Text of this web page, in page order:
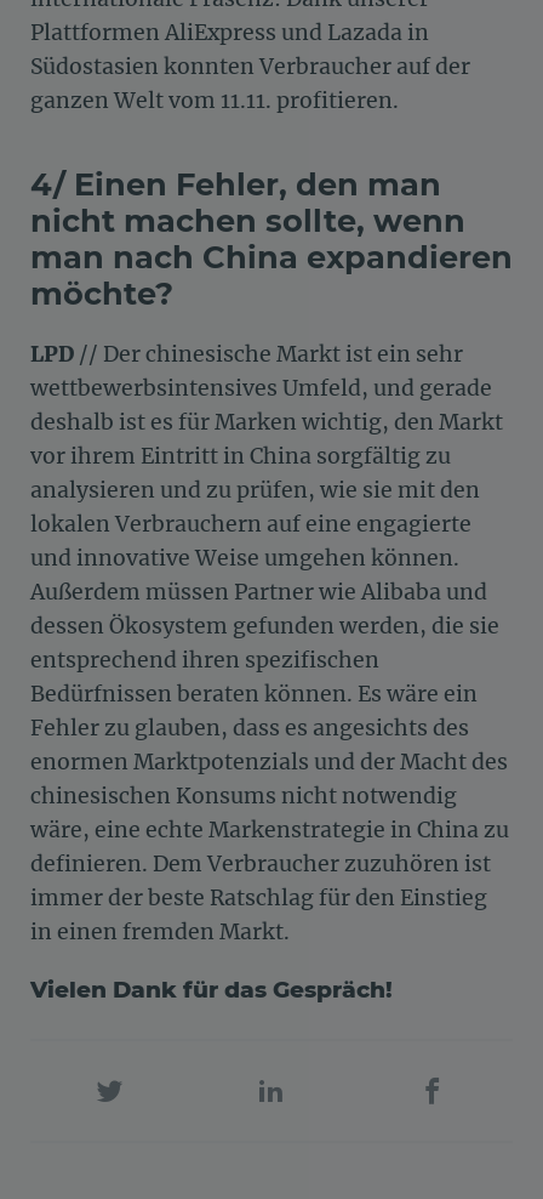
Plattformen AliExpress und Lazada in
Südostasien konnten Verbraucher auf der
ganzen Welt vom 11.11. profitieren.
4/ Einen Fehler, den man
nicht machen sollte, wenn
man nach China expandieren
möchte?
LPD // Der chinesische Markt ist ein sehr
wettbewerbsintensives Umfeld, und gerade
deshalb ist es für Marken wichtig, den Markt
vor ihrem Eintritt in China sorgfältig zu
analysieren und zu prüfen, wie sie mit den
lokalen Verbrauchern auf eine engagierte
und innovative Weise umgehen können.
Außerdem müssen Partner wie Alibaba und
dessen Ökosystem gefunden werden, die sie
entsprechend ihren spezifischen
Bedürfnissen beraten können. Es wäre ein
Fehler zu glauben, dass es angesichts des
enormen Marktpotenzials und der Macht des
chinesischen Konsums nicht notwendig
wäre, eine echte Markenstrategie in China zu
definieren. Dem Verbraucher zuzuhören ist
immer der beste Ratschlag für den Einstieg
in einen fremden Markt.
Vielen Dank für das Gespräch!